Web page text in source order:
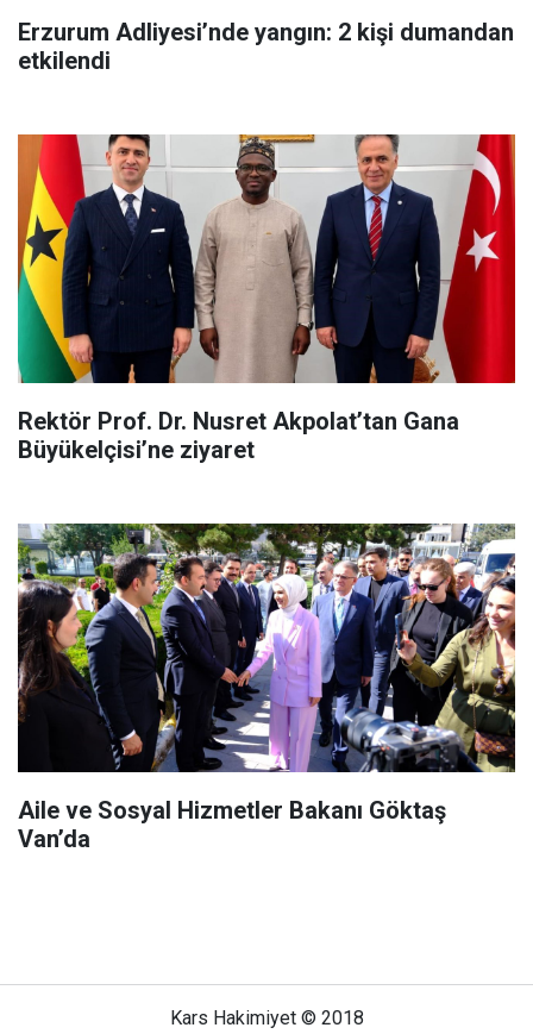
Erzurum Adliyesi’nde yangın: 2 kişi dumandan
etkilendi
Rektör Prof. Dr. Nusret Akpolat’tan Gana
Büyükelçisi’ne ziyaret
Aile ve Sosyal Hizmetler Bakanı Göktaş
Van’da
Kars Hakimiyet © 2018